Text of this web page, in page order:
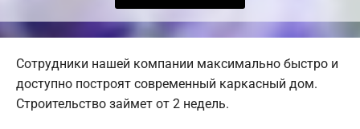
Сотрудники нашей компании максимально быстро и
доступно построят современный каркасный дом.
Строительство займет от 2 недель.